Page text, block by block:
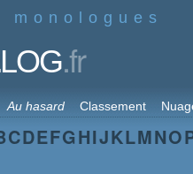
monologues
LOG.fr
Au hasard Classement
CDEFGHIJKLMNO